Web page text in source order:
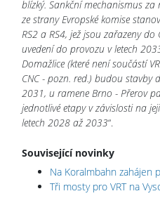
blízký. Sankční mechanismus
ze strany Evropské komise
RS2 a RS4, jež jsou zařazeny do
uvedení do provozu v letech
Domažlice (které není součástí
CNC - pozn. red.) budou stavby
2031, u ramene Brno - Přerov
jednotlivé etapy v závislosti na
letech 2028 až 2033“.
Související novinky
Na Koralmbahn zahájen
Tři mosty pro VRT na